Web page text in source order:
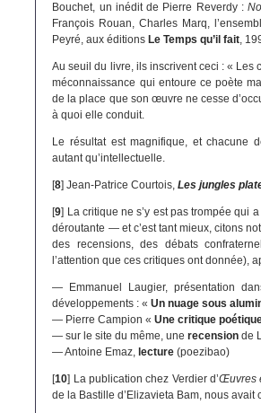
Bouchet, un inédit de Pierre Reverdy :
François Rouan, Charles Marq,
Peyré, aux éditions Le Temps qu’il fait,
Au seuil du livre, ils inscrivent ceci : « Les
méconnaissance qui entoure ce poète
de la place que son œuvre ne cesse
à quoi elle conduit.
Le résultat est magnifique, et chacune
autant qu’intellectuelle.
[8]Jean-Patrice Courtois,Les jungles
[9] La critique ne s’y est pas trompée qui
déroutante — et c’est tant mieux, citons
des recensions, des débats
l’attention que ces critiques ont donnée),
— Emmanuel Laugier, présentation
développements : «Un nuage sous
— Pierre Campion «Une critique
— sur le site du même, unerecension de
— Antoine Emaz, lecture (poezibao)
[10] La publication chez Verdier d’Œuvres
de la Bastille d’Elizavieta Bam, nous